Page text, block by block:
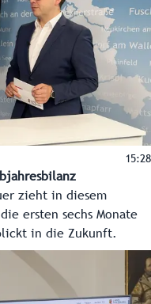
15:28
zieht in diesem
ersten sechs Monate
in die Zukunft.